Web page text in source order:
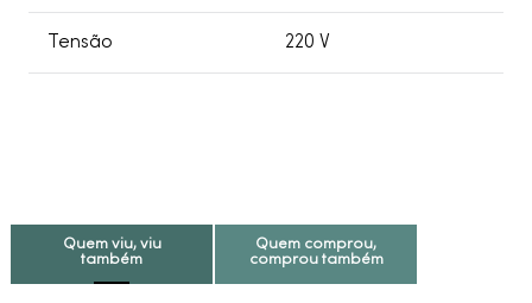
Tensão 220 V
Quem viu, viu
também
Quem comprou,
comprou também